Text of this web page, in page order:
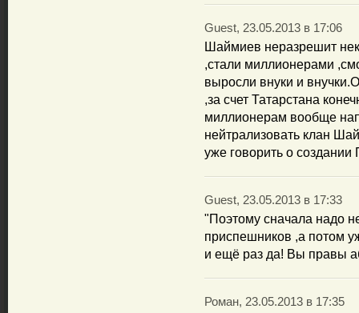
Guest, 23.05.2013 в 17:06
Шаймиев неразрешит
,стали миллионерами
выросли внуки и
,за счет Татарстана
миллионерам вообще
нейтрализовать клан
уже говорить о создании
Guest, 23.05.2013 в 17:33
"Поэтому сначала надо
приспешников ,а потом
и ещё раз да! Вы правы
Роман, 23.05.2013 в 17:35